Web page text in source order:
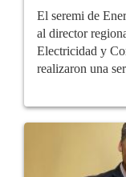
El seremi de
al director
Electricidad y
realizaron una